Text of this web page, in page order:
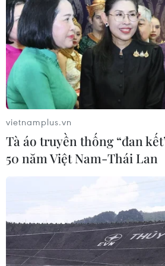
12/05/2019 08:00
Phía Triều Tiên cho rằng Hàn
đến các “dự án nhân đạo” trong
hiện các thỏa thuận đã cam kết
đỉnh liên Triều.
vietnamplus.vn
Tà áo truyền thống “đan
50 năm Việt Nam-Thái Lan